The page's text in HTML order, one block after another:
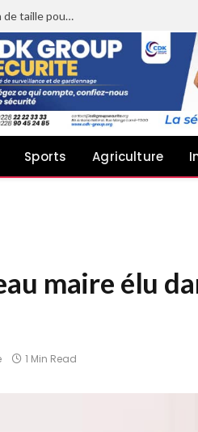
Sheyi Adebayor aux côtés de CDK GROUP : Un soutien de taille pour le concert de Joachin Migos
Sports Agriculture
maire élu
1 Min Read